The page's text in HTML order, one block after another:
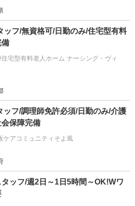
ッフ/無資格可/日勤のみ/住宅型有料
備
宅型有料老人ホーム ナーシング・ヴィ
ッフ/調理師免許必須/日勤のみ/介護
保障完備
ケアコミュニティそよ風
ッフ/週2日～1日5時間～OK!Wワ